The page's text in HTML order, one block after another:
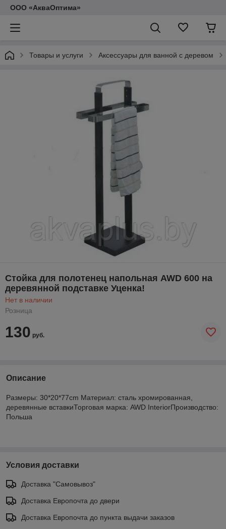
ООО «АкваОптима»
Товары и услуги Аксессуары для ванной с деревом
Стойка для полотенец напольная AWD 600 на
деревянной подставке Уценка!
Нет в наличии
Розница
130 руб.
Описание
Размеры: 30*20*77cm Материал: сталь хромированная,
деревянные вставкиТорговая марка: AWD InteriorПроизводство:
Польша
Условия доставки
Доставка "Самовывоз"
Доставка Европочта до двери
Доставка Европочта до пункта выдачи заказов